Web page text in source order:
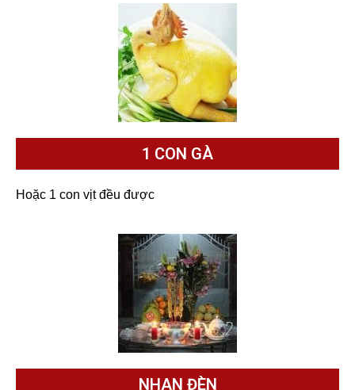
1 CON GÀ
Hoặc 1 con vịt đều được
NHAN ĐÈN